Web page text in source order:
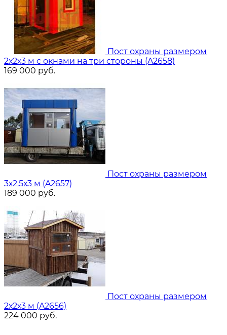
Пост охраны размером
2х2х3 м с окнами на три стороны (A2658)
169 000 руб.
Пост охраны размером
3х2.5х3 м (A2657)
189 000 руб.
Пост охраны размером
2х2х3 м (A2656)
224 000 руб.